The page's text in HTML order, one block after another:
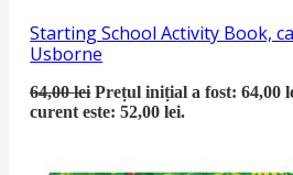
Starting School Activity Book,
Usborne
64,00lei Prețul inițial a fost: 64,00
curent este: 52,00 lei.